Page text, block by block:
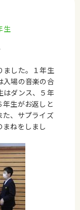
生
ました。１年生
入場の音楽の合
はダンス、５年
生がお返しと
た、サプライズ
ねをしまし